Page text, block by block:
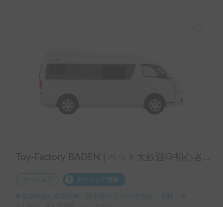
Toy-Factory BADEN | ペット大歓迎🐶初心者歓迎🔰愛媛・四国観光に🍊
カーシェア カーシェア保険
愛媛県松山市高野町, ' 伊予鉄バス 松山空港線 「高野」停